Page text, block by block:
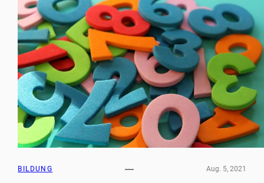
BILDUNG Aug. 5, 2021